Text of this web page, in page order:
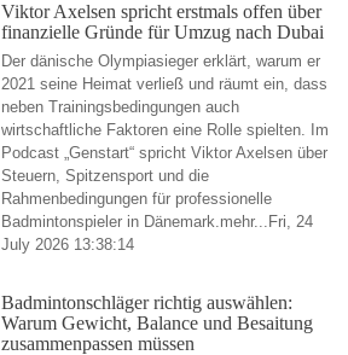
Viktor Axelsen spricht erstmals offen über
finanzielle Gründe für Umzug nach Dubai
Der dänische Olympiasieger erklärt, warum er
2021 seine Heimat verließ und räumt ein, dass
neben Trainingsbedingungen auch
wirtschaftliche Faktoren eine Rolle spielten. Im
Podcast „Genstart“ spricht Viktor Axelsen über
Steuern, Spitzensport und die
Rahmenbedingungen für professionelle
Badmintonspieler in Dänemark.mehr...Fri, 24
July 2026 13:38:14
Badmintonschläger richtig auswählen:
Warum Gewicht, Balance und Besaitung
zusammenpassen müssen